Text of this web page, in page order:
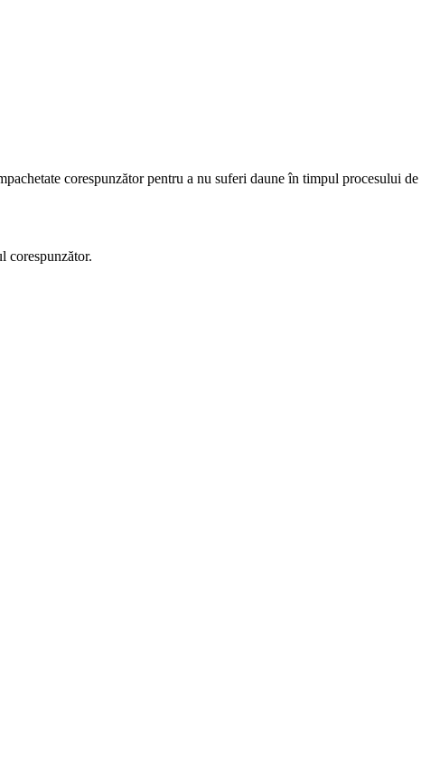
corespunzător pentru a nu suferi daune în timpul procesului de
corespunzător.